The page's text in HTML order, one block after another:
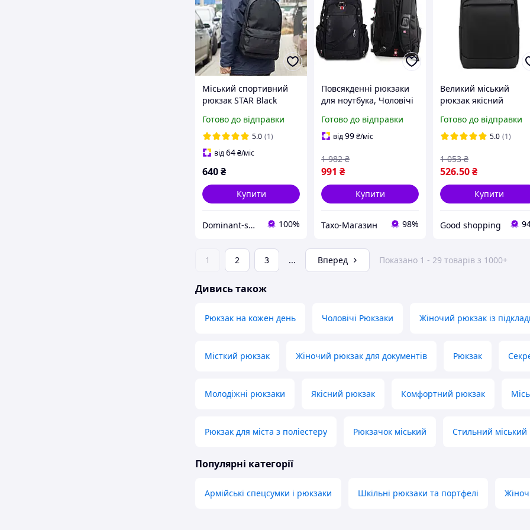
Міський спортивний
рюкзак STAR Black
повсякденного
молодіжний якісний
Готово до відправки
5.0 (1)
від64₴/міс
640₴
Купити
Dominant-shop.com.ua 100%
Повсякденні рюкзаки
для ноутбука, Чоловічі
дощовиком, 32л), THO
Готово до відправки
від99₴/міс
991 ₴
1 982 ₴
Купити
Тахо-Магазин 98%
Великий міський
рюкзак якісний
ортопедичний
портфель для
Готово до відправки
5.0 (1)
526.50₴
1 053 ₴
Купити
Good shopping
1 2 3 ... Вперед Показано 1 - 29 товарів з 1000+
Дивись також
Рюкзак на кожен день Чоловічі Рюкзаки Жіночий рюкзак із
Місткий рюкзак Жіночий рюкзак для документів Рюкзак
Молодіжні рюкзаки Якісний рюкзак Комфортний рюкзак
Рюкзак для міста з поліестеру Рюкзачок міський Стильний
Популярні категорії
Армійські спецсумки і рюкзаки Шкільні рюкзаки та портфелі